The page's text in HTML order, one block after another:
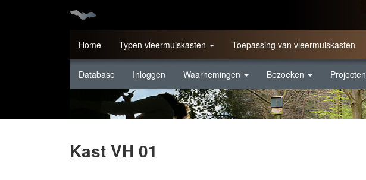
Home Typen vleermuiskasten Toepassing van vleermuiskasten
Database Inloggen Waarnemingen Bezoeken Projecten
Kast VH 01